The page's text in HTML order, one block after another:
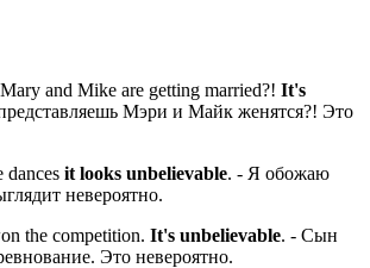
and Mike are getting married?! It's
Мэри и Майк женятся?! Это
dances it looks unbelievable. - Я обожаю
невероятно.
the competition. It's unbelievable. - Сын
Это невероятно.